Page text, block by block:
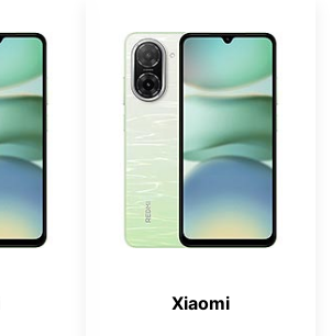
Xiaomi